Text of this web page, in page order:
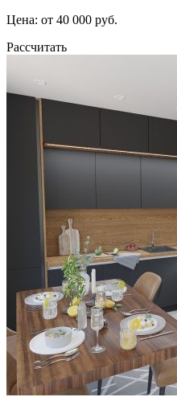
Цена: от 40 000 руб.
Рассчитать